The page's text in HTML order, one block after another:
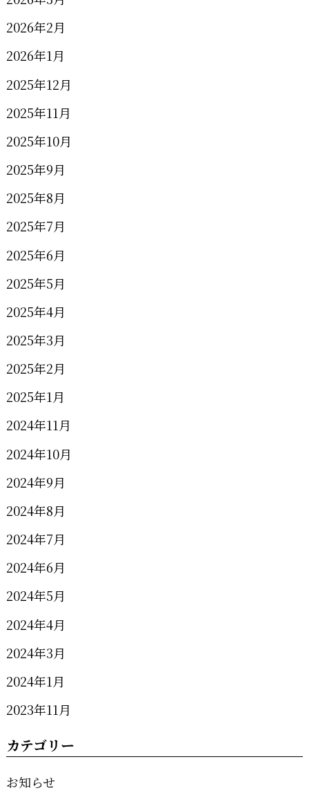
2026年2月
2026年1月
2025年12月
2025年11月
2025年10月
2025年9月
2025年8月
2025年7月
2025年6月
2025年5月
2025年4月
2025年3月
2025年2月
2025年1月
2024年11月
2024年10月
2024年9月
2024年8月
2024年7月
2024年6月
2024年5月
2024年4月
2024年3月
2024年1月
2023年11月
カテゴリー
お知らせ